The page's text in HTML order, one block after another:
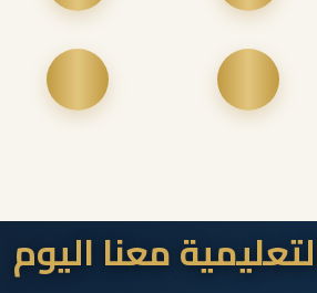
معنا اليوم